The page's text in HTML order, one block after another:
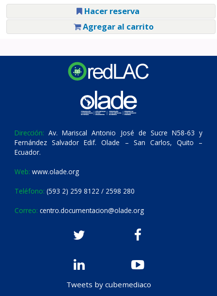
Hacer reserva
Agregar al carrito
Dirección: Av. Mariscal Antonio José de Sucre N58-63 y
Fernández Salvador Edif. Olade – San Carlos, Quito –
Ecuador.
Web: www.olade.org
Teléfono: (593 2) 259 8122 / 2598 280
Correo: centro.documentacion@olade.org
Tweets by cubemediaco